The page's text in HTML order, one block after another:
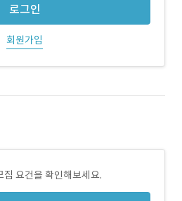
로그인
회원가입
집 요건을 확인해보세요.